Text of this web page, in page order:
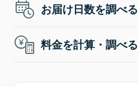
お届け日数を調べる
料金を計算・調べる